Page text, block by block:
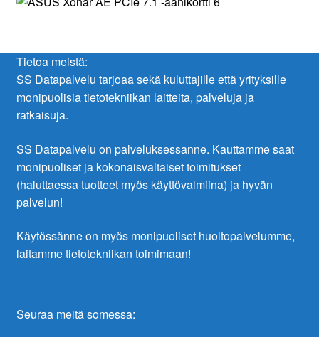
Tietoa meistä:
SS Datapalvelu tarjoaa sekä kuluttajille että yrityksille
monipuolisia tietotekniikan laitteita, palveluja ja
ratkaisuja.
SS Datapalvelu on palveluksessanne. Kauttamme saat
monipuoliset ja kokonaisvaltaiset toimitukset
(haluttaessa tuotteet myös käyttövalmiina) ja hyvän
palvelun!
Käytössänne on myös monipuoliset huoltopalvelumme,
laitamme tietotekniikan toimimaan!
Seuraa meitä somessa: